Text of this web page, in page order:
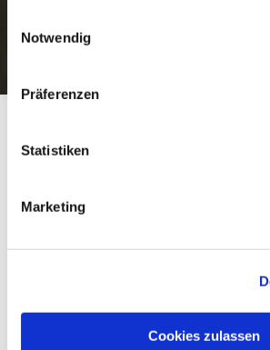
Notwendig
Präferenzen
Statistiken
Marketing
Cookies zulassen
Weingut Bernhard
Weingut Bernhard